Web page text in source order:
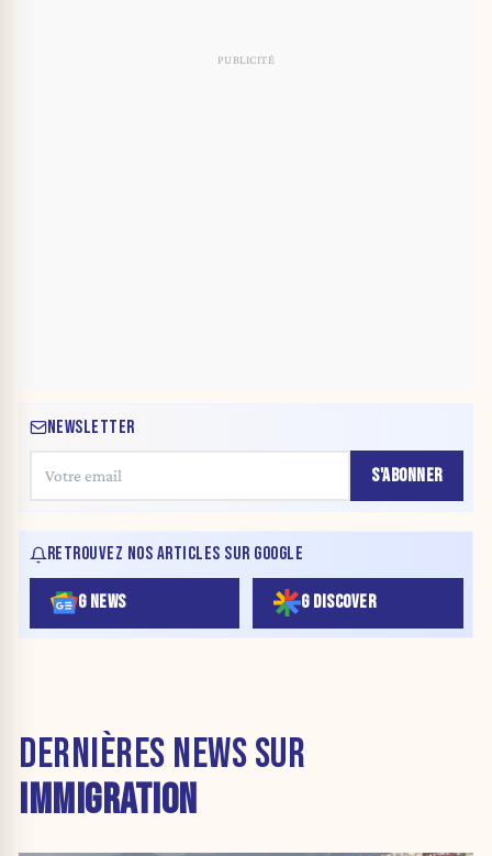
NEWSLETTER
S'ABONNER
RETROUVEZ NOS ARTICLES SUR GOOGLE
G NEWS G DISCOVER
DERNIÈRES NEWS SUR
IMMIGRATION